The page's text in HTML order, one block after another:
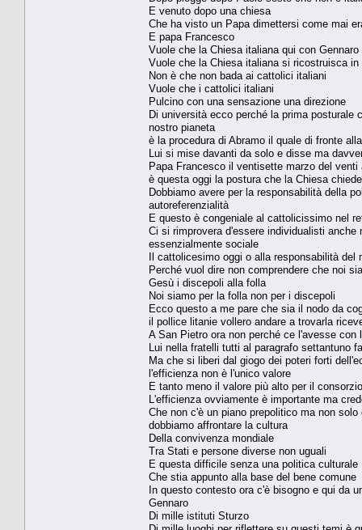
E venuto dopo una chiesa
Che ha visto un Papa dimettersi come mai
E papa Francesco
Vuole che la Chiesa italiana qui con
Vuole che la Chiesa italiana si ricostruisca
Non è che non bada ai cattolici italiani
Vuole che i cattolici italiani
Pulcino con una sensazione una direzione
Di università ecco perché la prima posturale
nostro pianeta
è la procedura di Abramo il quale di fronte
Lui si mise davanti da solo e disse ma
Papa Francesco il ventisette marzo del
è questa oggi la postura che la Chiesa
Dobbiamo avere per la responsabilità della
autoreferenzialità
E questo è congeniale al cattolicissimo nel
Ci si rimprovera d'essere individualisti
essenzialmente sociale
Il cattolicesimo oggi o alla responsabilità del
Perché vuol dire non comprendere che noi
Gesù i discepoli alla folla
Noi siamo per la folla non per i discepoli
Ecco questo a me pare che sia il nodo da
il pollice litanie vollero andare a trovarla
A San Pietro ora non perché ce l'avesse con
Lui nella fratelli tutti al paragrafo settantuno
Ma che si liberi dal giogo dei poteri forti
l'efficienza non è l'unico valore
E tanto meno il valore più alto per il
L'efficienza ovviamente è importante ma
Che non c'è un piano prepolitico ma non
dobbiamo affrontare la cultura
Della convivenza mondiale
Tra Stati e persone diverse non uguali
E questa difficile senza una politica culturale
Che stia appunto alla base del bene comune
In questo contesto ora c'è bisogno e qui da
Gennaro
Di mille istituti Sturzo